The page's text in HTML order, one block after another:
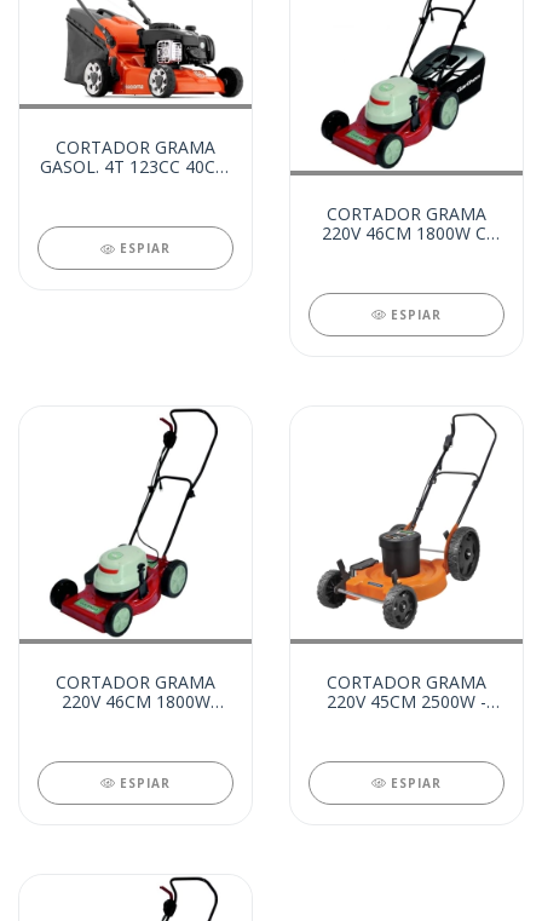
CORTADOR GRAMA
GASOL. 4T 123CC 40CM
ESPIAR
CORTADOR GRAMA
220V 46CM 1800W C/
ESPIAR
CORTADOR GRAMA
220V 46CM 1800W
ESPIAR
CORTADOR GRAMA
220V 45CM 2500W -
ESPIAR